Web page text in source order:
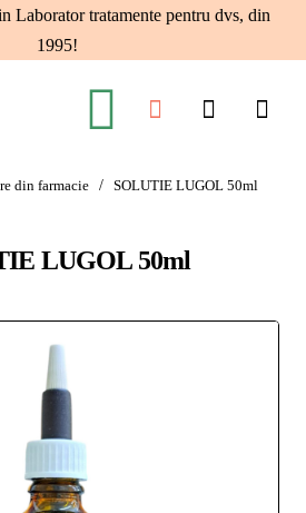
Laborator tratamente pentru dvs, din
1995!
LUGOL 50ml
din farmacie SOLUTIE LUGOL 50ml